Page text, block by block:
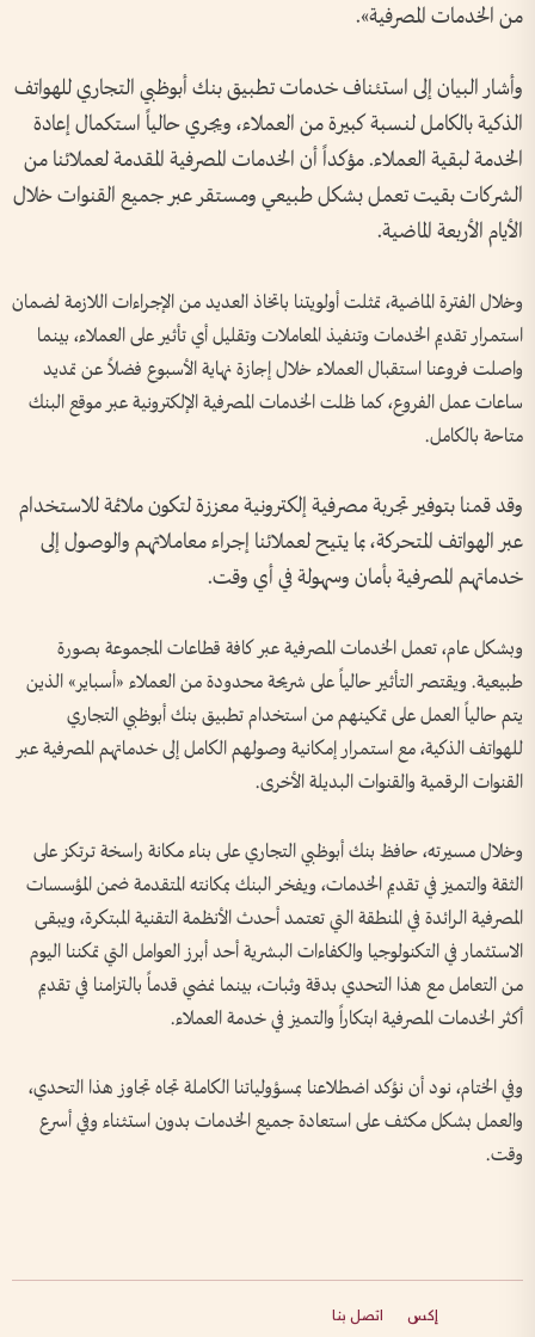
من الخدمات المصرفية».
وأشار البيان إلى استئناف خدمات تطبيق بنك أبوظبي التجاري للهواتف
الذكية بالكامل لنسبة كبيرة من العملاء، ويجري حالياً استكمال إعادة
الخدمة لبقية العملاء. مؤكداً أن الخدمات المصرفية المقدمة لعملائنا من
الشركات بقيت تعمل بشكل طبيعي ومستقر عبر جميع القنوات خلال
الأيام الأربعة الماضية.
وخلال الفترة الماضية، تمثلت أولويتنا باتخاذ العديد من الإجراءات اللازمة لضمان
استمرار تقديم الخدمات وتنفيذ المعاملات وتقليل أي تأثير على العملاء، بينما
واصلت فروعنا استقبال العملاء خلال إجازة نهاية الأسبوع فضلاً عن تمديد
ساعات عمل الفروع، كما ظلت الخدمات المصرفية الإلكترونية عبر موقع البنك
متاحة بالكامل.
وقد قمنا بتوفير تجربة مصرفية إلكترونية معززة لتكون ملائمة للاستخدام
عبر الهواتف المتحركة، بما يتيح لعملائنا إجراء معاملاتهم والوصول إلى
خدماتهم المصرفية بأمان وسهولة في أي وقت.
وبشكل عام، تعمل الخدمات المصرفية عبر كافة قطاعات المجموعة بصورة
طبيعية. ويقتصر التأثير حالياً على شريحة محدودة من العملاء «أسباير» الذين
يتم حالياً العمل على تمكينهم من استخدام تطبيق بنك أبوظبي التجاري
للهواتف الذكية، مع استمرار إمكانية وصولهم الكامل إلى خدماتهم المصرفية عبر
القنوات الرقمية والقنوات البديلة الأخرى.
وخلال مسيرته، حافظ بنك أبوظبي التجاري على بناء مكانة راسخة ترتكز على
الثقة والتميز في تقديم الخدمات، ويفخر البنك بمكانته المتقدمة ضمن المؤسسات
المصرفية الرائدة في المنطقة التي تعتمد أحدث الأنظمة التقنية المبتكرة، ويبقى
الاستثمار في التكنولوجيا والكفاءات البشرية أحد أبرز العوامل التي تمكننا اليوم
من التعامل مع هذا التحدي بدقة وثبات، بينما نمضي قدماً بالتزامنا في تقديم
أكثر الخدمات المصرفية ابتكاراً والتميز في خدمة العملاء.
وفي الختام، نود أن نؤكد اضطلاعنا بمسؤولياتنا الكاملة تجاه تجاوز هذا التحدي،
والعمل بشكل مكثف على استعادة جميع الخدمات بدون استثناء وفي أسرع
وقت.
إكس اتصل بنا